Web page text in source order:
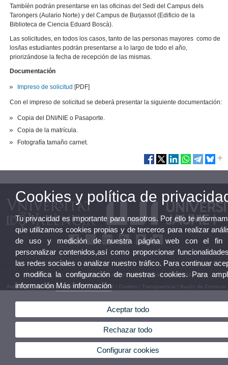
Tambíén podrán presentarse en las oficinas del Sedi del Campus dels
Tarongers (Aulario Norte) y del Campus de Burjassot (Edificio de la
Biblioteca de Ciencia Eduard Boscà).
Las solicitudes, en todos los casos, tanto de las personas mayores como de
los/las estudiantes podrán presentarse a lo largo de todo el año,
priorizándose la fecha de recepción de las mismas.
Documentación
Impreso de solicitud [PDF]
Con el impreso de solicitud se deberá presentar la siguiente documentación:
Copia del DNI/NIE o Pasaporte.
Copia de la matrícula.
Fotografía tamaño carnet.
© 2026 UV. - Av. Blasco Ibáñez, 28. 46010 Valencia. Teléfono: 96 386 47 23
Aviso legal|Accesibilidad| Política privacidad Cookies Transparencia Buzón de Contacto
Cookies y política de
Tu privacidad es importante para nosotros. Por ello te
que utilizamos cookies propias y de terceros para realizar
de uso y medición de nuestra página web con el fin
personalizar contenidos,así como proporcionar
las redes sociales o analizar nuestro tráfico. Para continuar
o modifica la configuración de nuestras cookies. Para
información Más información
Aceptar todo
Rechazar todo
Configurar cookies